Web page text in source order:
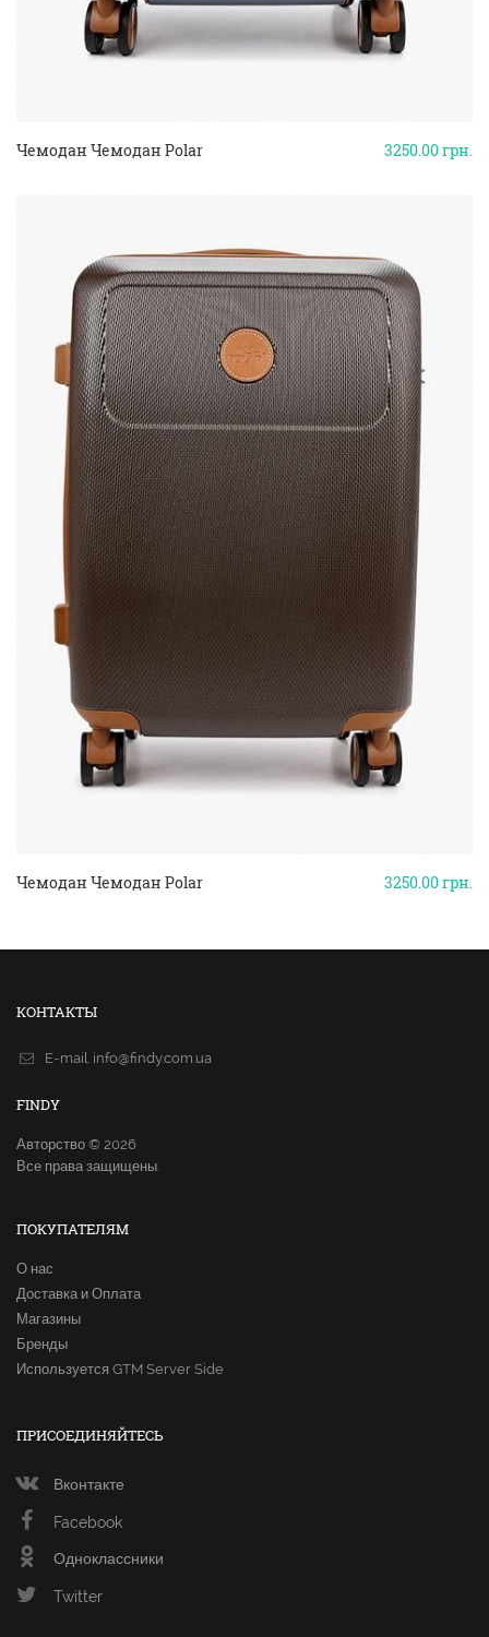
3250.00грн.
Чемодан Чемодан Polar
3250.00грн.
Чемодан Чемодан Polar
КОНТАКТЫ
E-mail. info@findy.com.ua
FINDY
Авторство © 2026
Все права защищены.
ПОКУПАТЕЛЯМ
О нас
Доставка и Оплата
Магазины
Бренды
Используется GTM Server Side
ПРИСОЕДИНЯЙТЕСЬ
Вконтакте
Facebook
Одноклассники
Twitter